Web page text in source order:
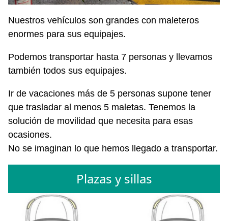
Nuestros vehículos son grandes con maleteros
enormes para sus equipajes.
Podemos transportar hasta 7 personas y llevamos
también todos sus equipajes.
Ir de vacaciones más de 5 personas supone tener
que trasladar al menos 5 maletas. Tenemos la
solución de movilidad que necesita para esas
ocasiones.
No se imaginan lo que hemos llegado a transportar.
Plazas y sillas